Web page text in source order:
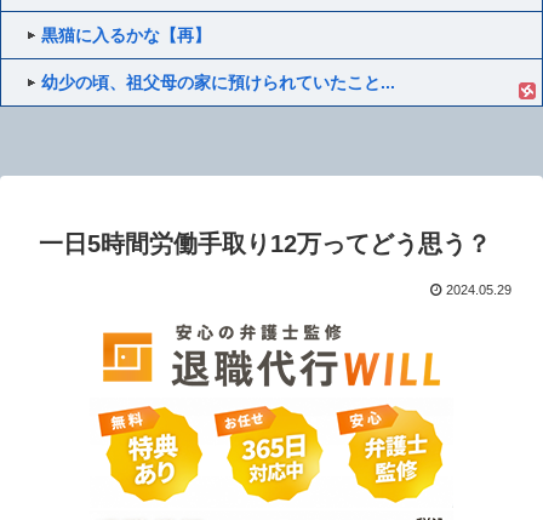
黒猫に入るかな【再】
幼少の頃、祖父母の家に預けられていたこと...
一日5時間労働手取り12万ってどう思う？
2024.05.29